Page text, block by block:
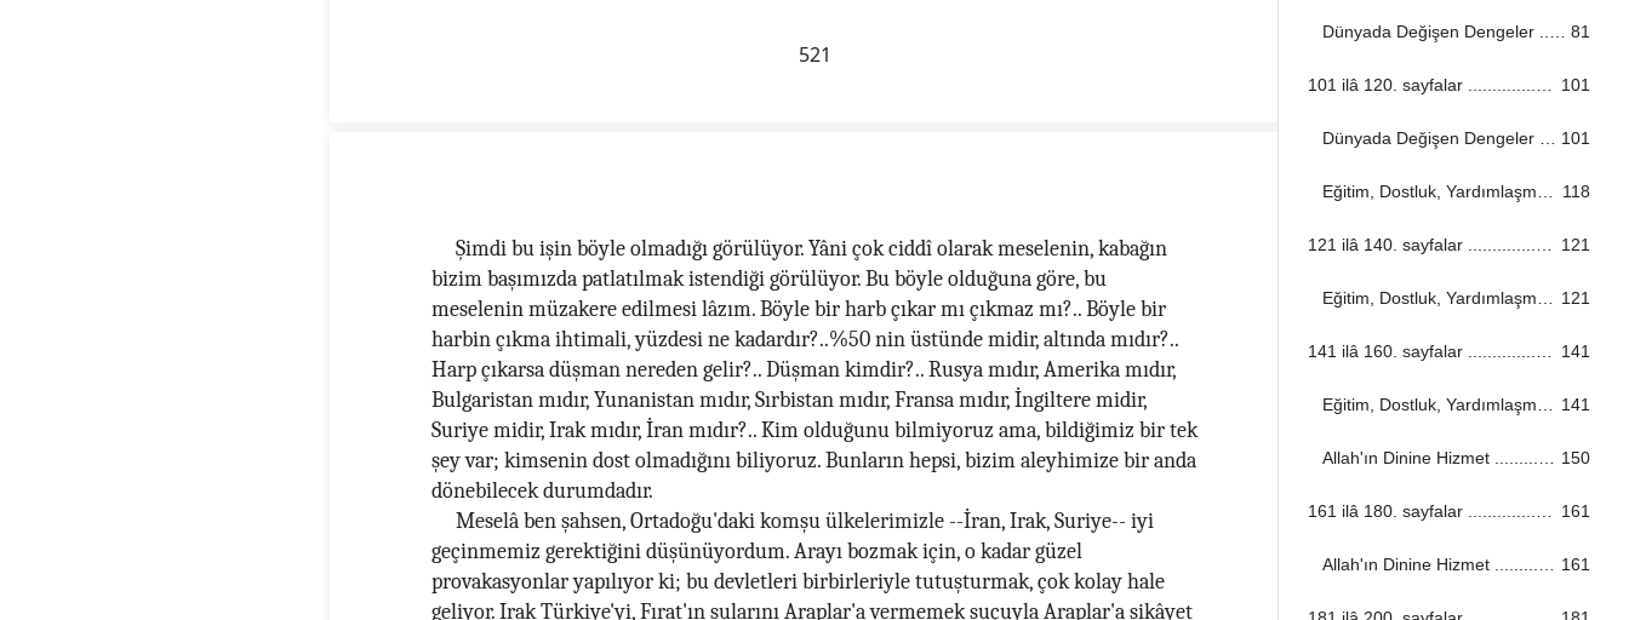
81
101
101
118
121
121
141
141
150
161
161
521
Şimdi bu işin böyle olmadığı görülüyor. Yâni çok ciddî olarak meselenin, kabağın
bizim başımızda patlatılmak istendiği görülüyor. Bu böyle olduğuna göre, bu
meselenin müzakere edilmesi lâzım. Böyle bir harb çıkar mı çıkmaz mı?.. Böyle bir
harbin çıkma ihtimali, yüzdesi ne kadardır?..%50 nin üstünde midir, altında mıdır?..
Harp çıkarsa düşman nereden gelir?.. Düşman kimdir?.. Rusya mıdır, Amerika mıdır,
Bulgaristan mıdır, Yunanistan mıdır, Sırbistan mıdır, Fransa mıdır, İngiltere midir,
Suriye midir, Irak mıdır, İran mıdır?.. Kim olduğunu bilmiyoruz ama, bildiğimiz bir tek
şey var; kimsenin dost olmadığını biliyoruz. Bunların hepsi, bizim aleyhimize bir anda
dönebilecek durumdadır.
Meselâ ben şahsen, Ortadoğu'daki komşu ülkelerimizle --İran, Irak, Suriye-- iyi
geçinmemiz gerektiğini düşünüyordum. Arayı bozmak için, o kadar güzel
provakasyonlar yapılıyor ki; bu devletleri birbirleriyle tutuşturmak, çok kolay hale
geliyor. Irak Türkiye'yi, Fırat'ın sularını Araplar'a vermemek suçuyla Araplar'a şikâyet